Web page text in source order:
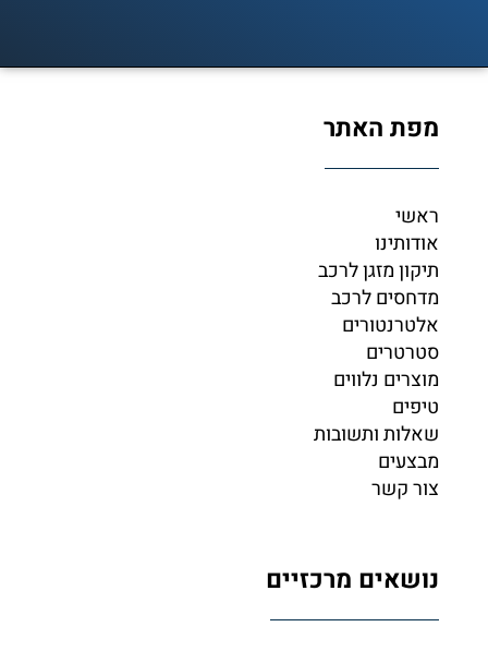
מפת האתר
ראשי
אודותינו
תיקון מזגן לרכב
מדחסים לרכב
אלטרנטורים
סטרטרים
מוצרים נלווים
טיפים
שאלות ותשובות
מבצעים
צור קשר
נושאים מרכזיים